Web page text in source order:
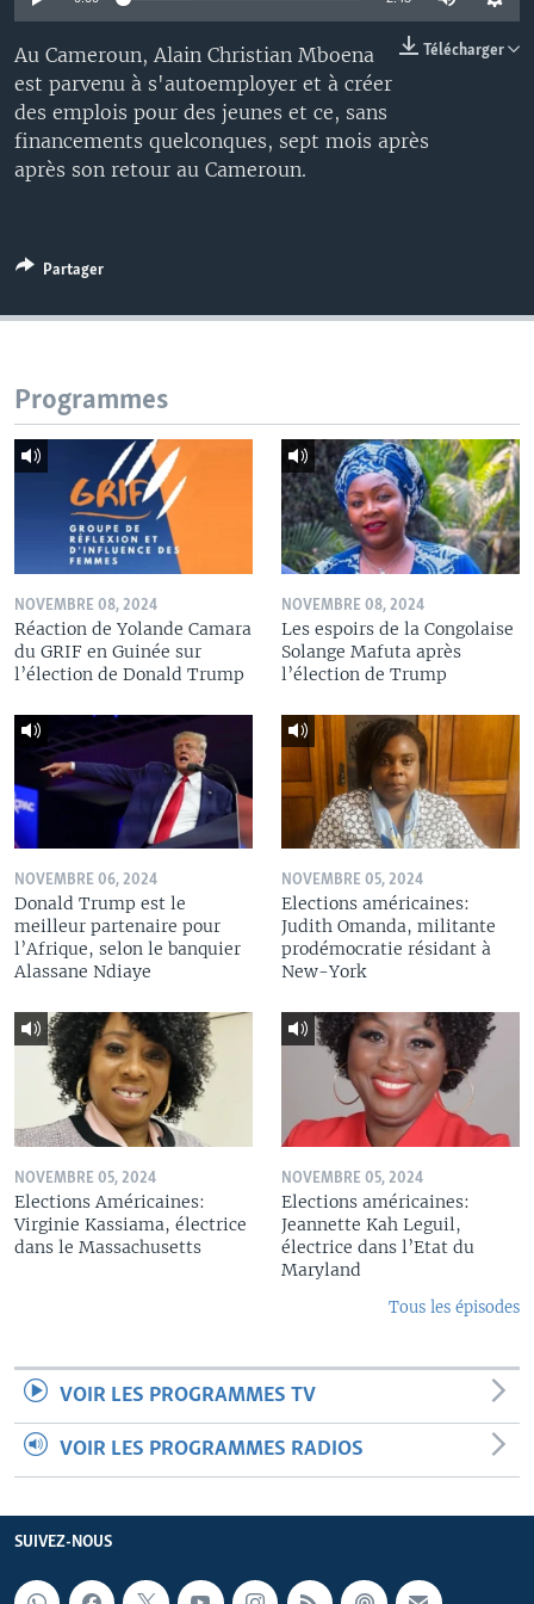
Télécharger
Au Cameroun, Alain Christian Mboena
est parvenu à s'autoemployer et à créer
des emplois pour des jeunes et ce, sans
financements quelconques, sept mois après
après son retour au Cameroun.
Partager
Programmes
NOVEMBRE 08, 2024
Réaction de Yolande Camara
du GRIF en Guinée sur
l’élection de Donald Trump
NOVEMBRE 08, 2024
Les espoirs de la Congolaise
Solange Mafuta après
l’élection de Trump
NOVEMBRE 06, 2024
Donald Trump est le
meilleur partenaire pour
l’Afrique, selon le banquier
Alassane Ndiaye
NOVEMBRE 05, 2024
Elections américaines:
Judith Omanda, militante
prodémocratie résidant à
New-York
NOVEMBRE 05, 2024
Elections Américaines:
Virginie Kassiama, électrice
dans le Massachusetts
NOVEMBRE 05, 2024
Elections américaines:
Jeannette Kah Leguil,
électrice dans l’Etat du
Maryland
Tous les épisodes
VOIR LES PROGRAMMES TV
VOIR LES PROGRAMMES RADIOS
SUIVEZ-NOUS